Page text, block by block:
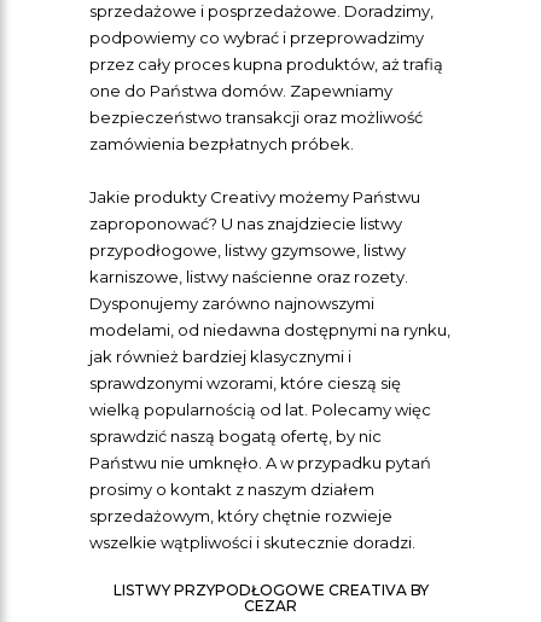
sprzedażowe i posprzedażowe. Doradzimy,
podpowiemy co wybrać i przeprowadzimy
przez cały proces kupna produktów, aż trafią
one do Państwa domów. Zapewniamy
bezpieczeństwo transakcji oraz możliwość
zamówienia bezpłatnych próbek.
Jakie produkty Creativy możemy Państwu
zaproponować? U nas znajdziecie listwy
przypodłogowe, listwy gzymsowe, listwy
karniszowe, listwy naścienne oraz rozety.
Dysponujemy zarówno najnowszymi
modelami, od niedawna dostępnymi na rynku,
jak również bardziej klasycznymi i
sprawdzonymi wzorami, które cieszą się
wielką popularnością od lat. Polecamy więc
sprawdzić naszą bogatą ofertę, by nic
Państwu nie umknęło. A w przypadku pytań
prosimy o kontakt z naszym działem
sprzedażowym, który chętnie rozwieje
wszelkie wątpliwości i skutecznie doradzi.
LISTWY PRZYPODŁOGOWE CREATIVA BY
CEZAR